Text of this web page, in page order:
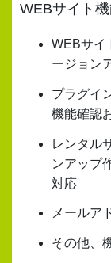
WEBサイト
WEBサイ
ージョン
プラグイ
機能確認
レンタル
ンアップ
対応
メールア
その他、